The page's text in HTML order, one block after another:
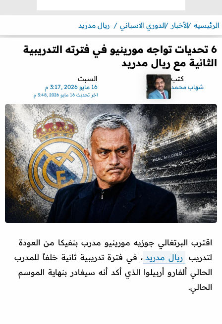
الرئيسيه الأخبار الدوري الاسباني ريال مدريد
6 تحديات تواجه مورينيو في فترته التدريبية
الثانية مع ريال مدريد
كتب
شهاب محمد
السبت
16 مايو 2026 ,3:17 م
اخر تحديث16 مايو 2026 ,3:48 م
اقترب البرتغالي جوزيه مورينيو مدرب بنفيكا من العودة
لتدريب ريال مدريد ، في فترة تدريبية ثانية خلفاً للمدرب
الحالي ألفارو أربيلوا الذي أكد أنه سيغادر بنهاية الموسم
الحالي.